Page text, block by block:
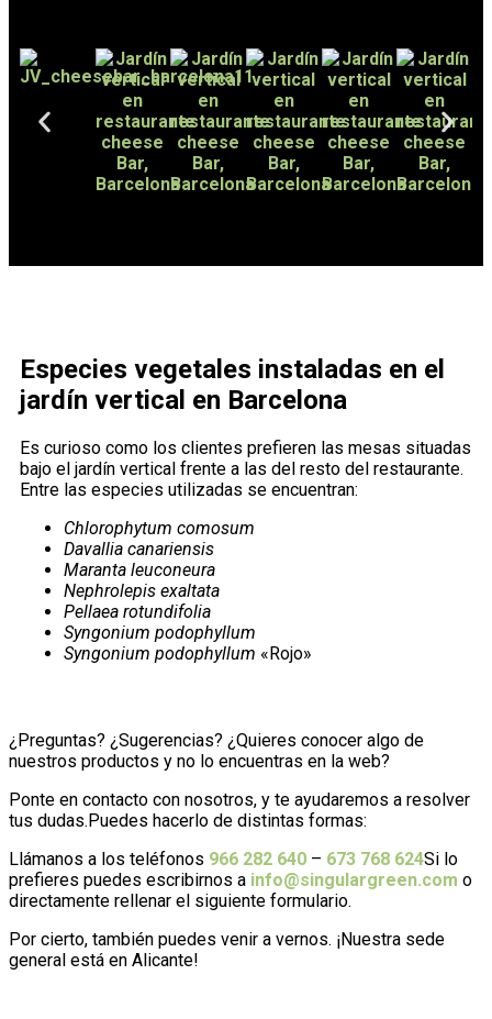
Especies vegetales instaladas en el
jardín vertical en Barcelona
Es curioso como los clientes prefieren las mesas situadas
bajo el jardín vertical frente a las del resto del restaurante.
Entre las especies utilizadas se encuentran:
Chlorophytum comosum
Davallia canariensis
Maranta leuconeura
Nephrolepis exaltata
Pellaea rotundifolia
Syngonium podophyllum
Syngonium podophyllum «Rojo»
¿Preguntas? ¿Sugerencias? ¿Quieres conocer algo de
nuestros productos y no lo encuentras en la web?
Ponte en contacto con nosotros, y te ayudaremos a resolver
tus dudas.Puedes hacerlo de distintas formas:
Llámanos a los teléfonos 966 282 640 – 673 768 624Si lo
prefieres puedes escribirnos a info@singulargreen.com o
directamente rellenar el siguiente formulario.
Por cierto, también puedes venir a vernos. ¡Nuestra sede
general está en Alicante!